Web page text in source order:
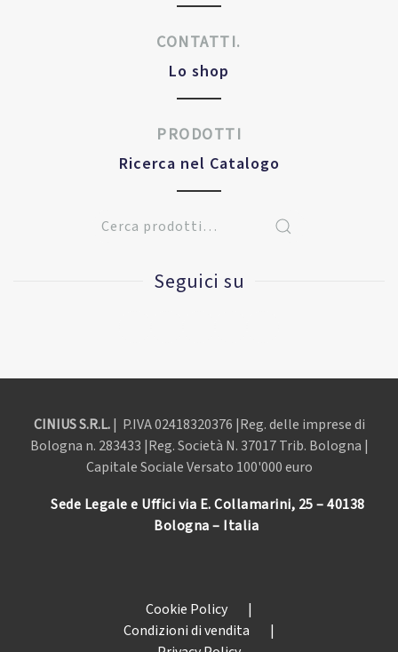
CONTATTI.
Lo shop
PRODOTTI
Ricerca nel Catalogo
Seguici su
CINIUS S.R.L.| P.IVA02418320376 |Reg. delle imprese di
Bologna n. 283433 |Reg. Società N. 37017 Trib. Bologna |
Capitale Sociale Versato 100'000 euro
Sede Legale e Uffici via E. Collamarini, 25 – 40138
Bologna – Italia
Cookie Policy
|
Condizioni di vendita
|